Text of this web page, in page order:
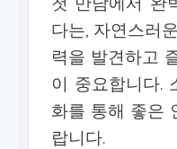
다는, 자연스러
력을 발견하고
이 중요합니다.
화를 통해 좋은
랍니다.